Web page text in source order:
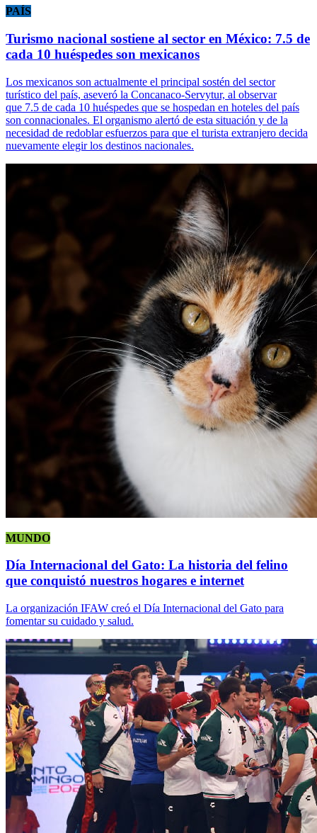
PAÍS
Turismo nacional sostiene al sector en México: 7.5 de
cada 10 huéspedes son mexicanos
Los mexicanos son actualmente el principal sostén del sector
turístico del país, aseveró la Concanaco-Servytur, al observar
que 7.5 de cada 10 huéspedes que se hospedan en hoteles del país
son connacionales. El organismo alertó de esta situación y de la
necesidad de redoblar esfuerzos para que el turista extranjero decida
nuevamente elegir los destinos nacionales.
MUNDO
Día Internacional del Gato: La historia del felino
que conquistó nuestros hogares e internet
La organización IFAW creó el Día Internacional del Gato para
fomentar su cuidado y salud.